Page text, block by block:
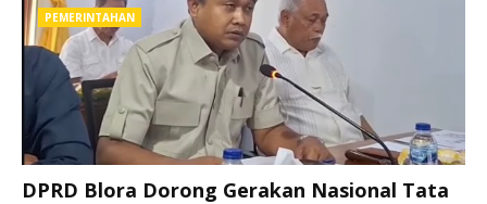
PEMERINTAHAN
DPRD Blora Dorong Gerakan Nasional Tata